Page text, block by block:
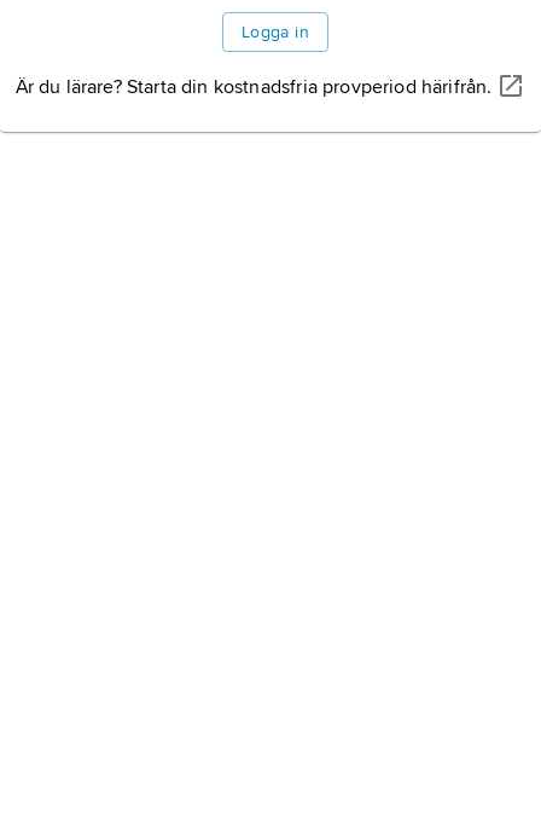
Information om artikeln
Logga in
Är du lärare? Starta din kostnadsfria provperiod härifrån.